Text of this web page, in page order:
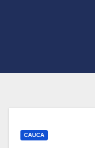
CAUCA